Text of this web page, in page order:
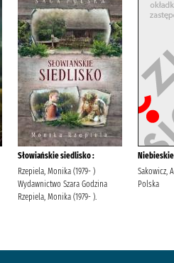
Słowiańskie siedlisko :
Rzepiela, Monika (1979- )
Wydawnictwo Szara Godzina
Rzepiela, Monika (1979- ).
Sakowicz,
Polska